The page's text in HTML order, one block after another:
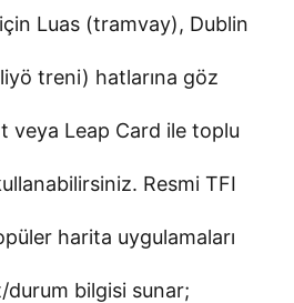
Luas (tramvay), Dublin
treni) hatlarına göz
veya Leap Card ile toplu
Resmi TFI
harita uygulamaları
durum bilgisi sunar;